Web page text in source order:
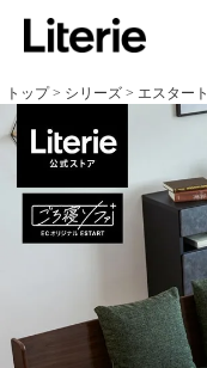
トップ シリーズ エスタート